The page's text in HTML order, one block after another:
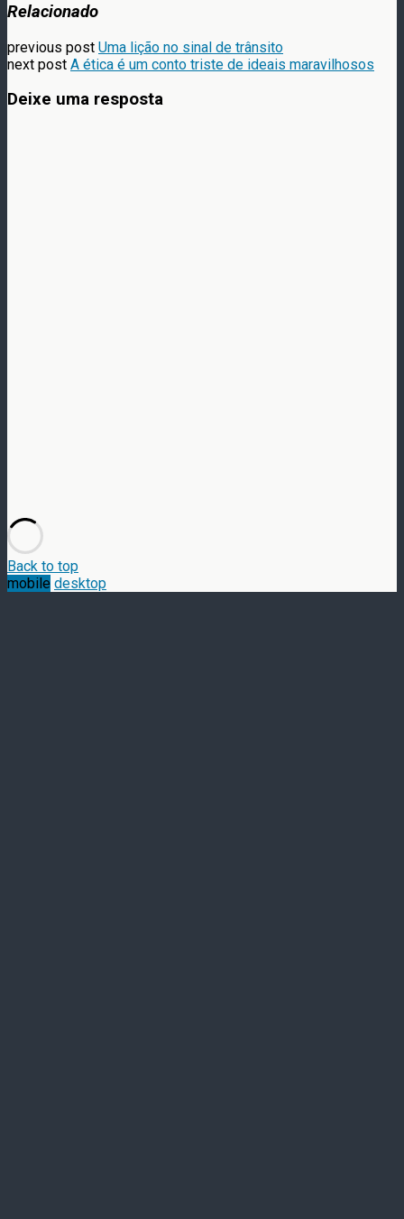
Relacionado
previous post Uma lição no sinal de trânsito
next post A ética é um conto triste de ideais maravilhosos
Deixe uma resposta
Back to top
mobile desktop